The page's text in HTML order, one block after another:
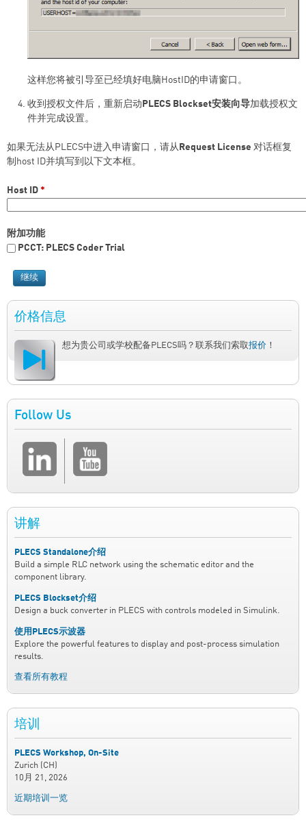
这样您将被引导至已经填好电脑HostID的申请窗口。
收到授权文件后，重新启动 PLECS Blockset安装向导加载授权文
件并完成设置。
如果无法从PLECS中进入申请窗口，请从 Request License 对话框复
制host ID并填写到以下文本框。
Host ID *
附加功能
PCCT: PLECS Coder Trial
价格信息
想为贵公司或学校配备PLECS吗？联系我们索取报价 ！
Follow Us
讲解
PLECS Standalone介绍
Build a simple RLC network using the schematic editor and the
component library.
PLECS Blockset介绍
Design a buck converter in PLECS with controls modeled in Simulink.
使用PLECS示波器
Explore the powerful features to display and post-process simulation
results.
查看所有教程
培训
PLECS Workshop, On-Site
Zurich (CH)
10月 21, 2026
近期培训一览